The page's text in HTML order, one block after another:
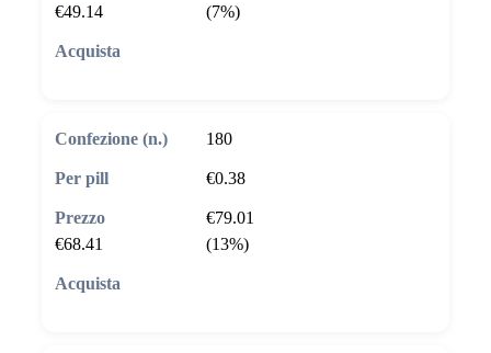
€49.14
(7%)
180
€0.38
€79.01
€68.41
(13%)